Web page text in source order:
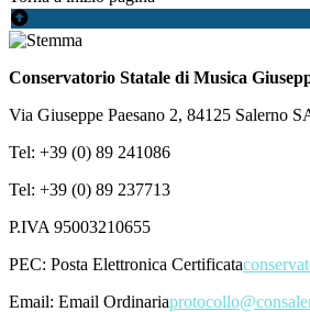
Conservatorio Statale di Musica
Via Giuseppe Paesano 2, 84125 Salerno
Tel: +39 (0) 89 241086
Tel: +39 (0) 89 237713
P.IVA 95003210655
PEC: Posta Elettronica Certificata
Email: Email Ordinaria